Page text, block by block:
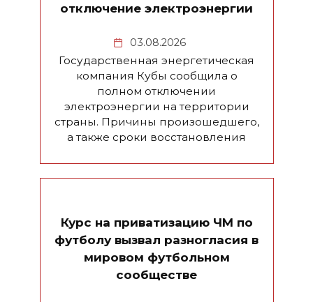
отключение электроэнергии
03.08.2026
Государственная энергетическая
компания Кубы сообщила о
полном отключении
электроэнергии на территории
страны. Причины произошедшего,
а также сроки восстановления
Курс на приватизацию ЧМ по
футболу вызвал разногласия в
мировом футбольном
сообществе